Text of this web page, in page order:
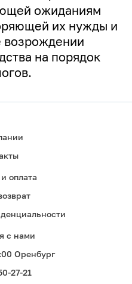
ожиданиям
их нужды и
возрождении
на порядок
оплата
с нами
Оренбург
27-21